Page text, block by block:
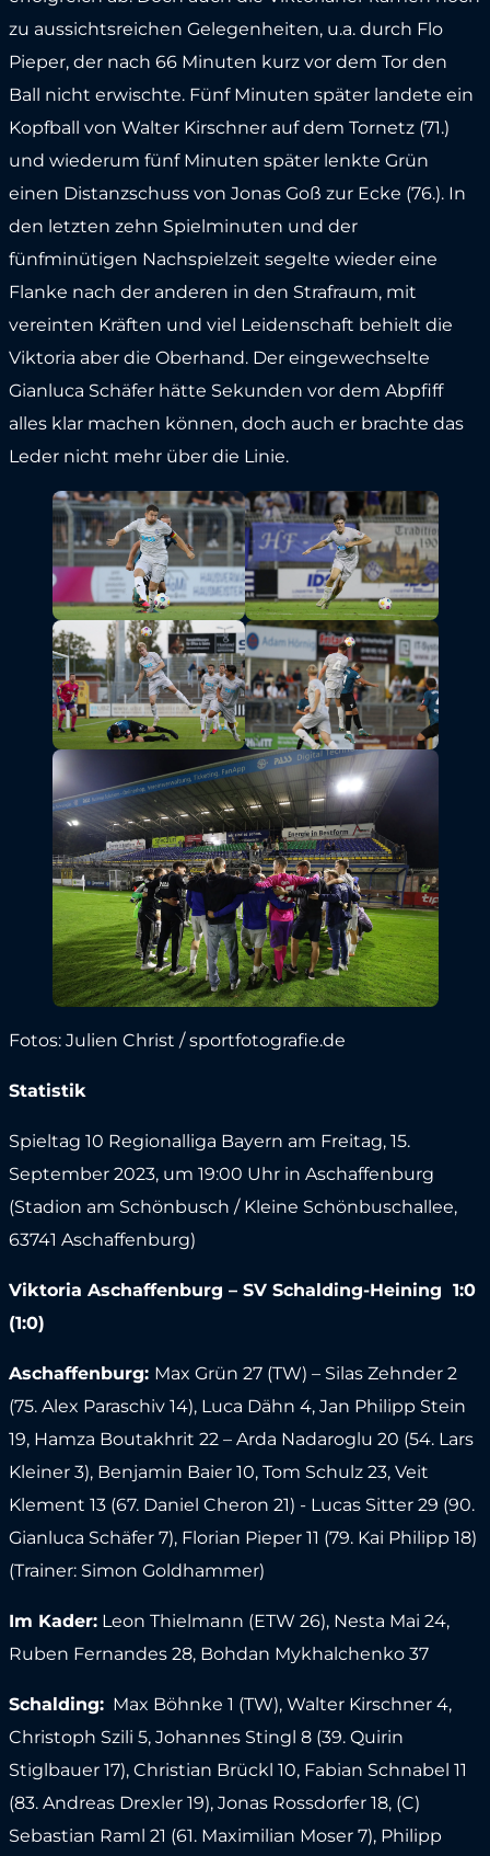
zu aussichtsreichen Gelegenheiten, u.a. durch Flo
Pieper, der nach 66 Minuten kurz vor dem Tor den
Ball nicht erwischte. Fünf Minuten später landete ein
Kopfball von Walter Kirschner auf dem Tornetz (71.)
und wiederum fünf Minuten später lenkte Grün
einen Distanzschuss von Jonas Goß zur Ecke (76.). In
den letzten zehn Spielminuten und der
fünfminütigen Nachspielzeit segelte wieder eine
Flanke nach der anderen in den Strafraum, mit
vereinten Kräften und viel Leidenschaft behielt die
Viktoria aber die Oberhand. Der eingewechselte
Gianluca Schäfer hätte Sekunden vor dem Abpfiff
alles klar machen können, doch auch er brachte das
Leder nicht mehr über die Linie.
Fotos: Julien Christ / sportfotografie.de
Statistik
Spieltag 10 Regionalliga Bayern am Freitag, 15.
September 2023, um 19:00 Uhr in Aschaffenburg
(Stadion am Schönbusch / Kleine Schönbuschallee,
63741 Aschaffenburg)
Viktoria Aschaffenburg – SV Schalding-Heining 1:0
(1:0)
Aschaffenburg: Max Grün 27 (TW) – Silas Zehnder 2
(75. Alex Paraschiv 14), Luca Dähn 4, Jan Philipp Stein
19, Hamza Boutakhrit 22 – Arda Nadaroglu 20 (54. Lars
Kleiner 3), Benjamin Baier 10, Tom Schulz 23, Veit
Klement 13 (67. Daniel Cheron 21) - Lucas Sitter 29 (90.
Gianluca Schäfer 7), Florian Pieper 11 (79. Kai Philipp 18)
(Trainer: Simon Goldhammer)
Im Kader:Leon Thielmann (ETW 26), Nesta Mai 24,
Ruben Fernandes 28, Bohdan Mykhalchenko 37
Schalding:Max Böhnke 1 (TW), Walter Kirschner 4,
Christoph Szili 5, Johannes Stingl 8 (39. Quirin
Stiglbauer 17), Christian Brückl 10, Fabian Schnabel 11
(83. Andreas Drexler 19), Jonas Rossdorfer 18, (C)
Sebastian Raml 21 (61. Maximilian Moser 7), Philipp